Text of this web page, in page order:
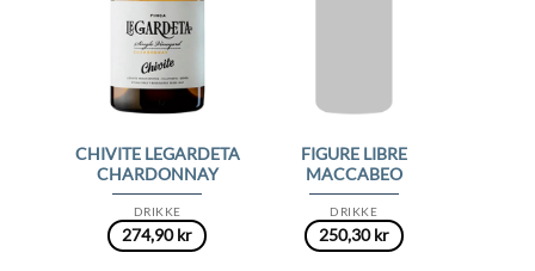
DRIKKE
CHIVITE LEGARDETA
CHARDONNAY
274,90kr
DRIKKE
FIGURE LIBRE
MACCABEO
250,30kr